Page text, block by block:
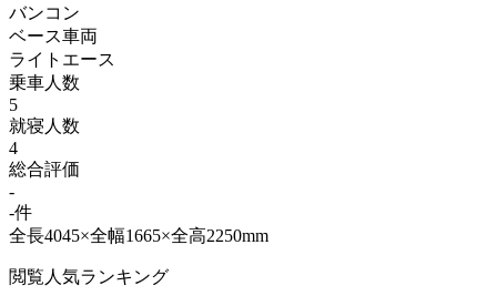
バンコン
ベース車両
ライトエース
乗車人数
5
就寝人数
4
総合評価
-
-件
全長4045×全幅1665×全高2250mm
閲覧人気ランキング